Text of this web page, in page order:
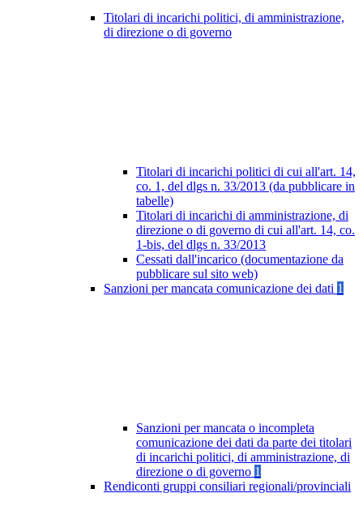
Titolari di incarichi politici, di amministrazione,
di direzione o di governo
Titolari di incarichi politici di cui all'art. 14,
co. 1, del dlgs n. 33/2013 (da pubblicare in
tabelle)
Titolari di incarichi di amministrazione, di
direzione o di governo di cui all'art. 14, co.
1-bis, del dlgs n. 33/2013
Cessati dall'incarico (documentazione da
pubblicare sul sito web)
Sanzioni per mancata comunicazione dei dati 1
Sanzioni per mancata o incompleta
comunicazione dei dati da parte dei titolari
di incarichi politici, di amministrazione, di
direzione o di governo 1
Rendiconti gruppi consiliari regionali/provinciali